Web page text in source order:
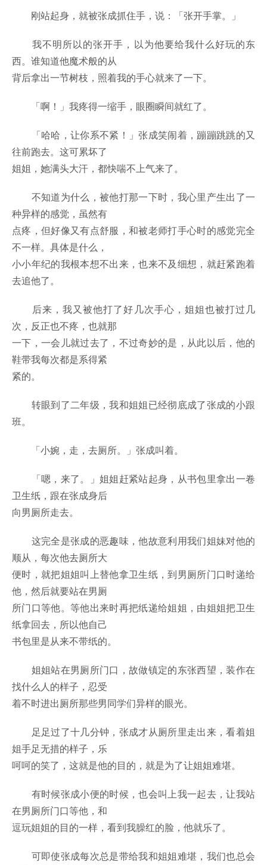
刚站起身，就被张成抓住手，说：「张开手掌。」
我不明所以的张开手，以为他要给我什么好玩的东
西。谁知道他魔术般的从
背后拿出一节树枝，照着我的手心就来了一下。
「啊！」我疼得一缩手，眼圈瞬间就红了。
「哈哈，让你系不紧！」张成笑闹着，蹦蹦跳跳的又
往前跑去。这可累坏了
姐姐，她满头大汗，都快喘不上气来了。
不知道为什么，被他打那一下时，我心里产生出了一
种异样的感觉，虽然有
点疼，但好像又有点舒服，和被老师打手心时的感觉完全
不一样。具体是什么，
小小年纪的我根本想不出来，也来不及细想，就赶紧跑着
去追他了。
后来，我又被他打了好几次手心，姐姐也被打过几
次，反正也不疼，也就那
一下，一会儿就过去了，不过奇妙的是，从此以后，他的
鞋带我每次都是系得紧
紧的。
转眼到了二年级，我和姐姐已经彻底成了张成的小跟
班。
「小婉，走，去厕所。」张成叫着。
「嗯，来了。」姐姐赶紧站起身，从书包里拿出一卷
卫生纸，跟在张成身后
向男厕所走去。
这完全是张成的恶趣味，他故意利用我们姐妹对他的
顺从，每次他去厕所大
便时，就把姐姐叫上替他拿卫生纸，到男厕所门口时递给
他，然后就要站在男厕
所门口等他。等他出来时再把纸递给姐姐，由姐姐把卫生
纸拿回去，所以他自己
书包里是从来不带纸的。
姐姐站在男厕所门口，故做镇定的东张西望，装作在
找什么人的样子，忍受
着不时进出厕所那些男同学们异样的眼光。
足足过了十几分钟，张成才从厕所里走出来，看着姐
姐手足无措的样子，乐
呵呵的笑了，这就是他的目的，就是为了让姐姐难堪。
有时候张成小便的时候，也会叫上我一起去，让我站
在男厕所门口等他，和
逗玩姐姐的目的一样，看到我臊红的脸，他就乐了。
可即使张成每次总是带给我和姐姐难堪，我们也总会